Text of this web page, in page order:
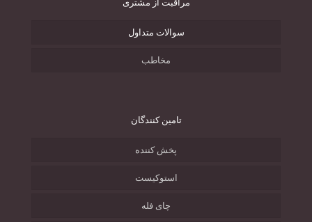
مراقبت از مشتری
سوالات متداول
مخاطب
تامین کنندگان
پخش کننده
استوکیست
چای فله